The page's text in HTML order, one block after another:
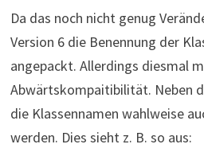
Da das noch nicht genug
Version 6 die Benennung der
angepackt. Allerdings diesmal
Abwärtskompaitibilität. Neben
die Klassennamen wahlweise
werden. Dies sieht z. B. so aus: